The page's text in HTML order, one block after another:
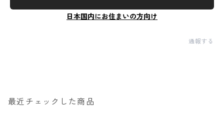
日本国内にお住まいの方向け
通報する
最近チェックした商品